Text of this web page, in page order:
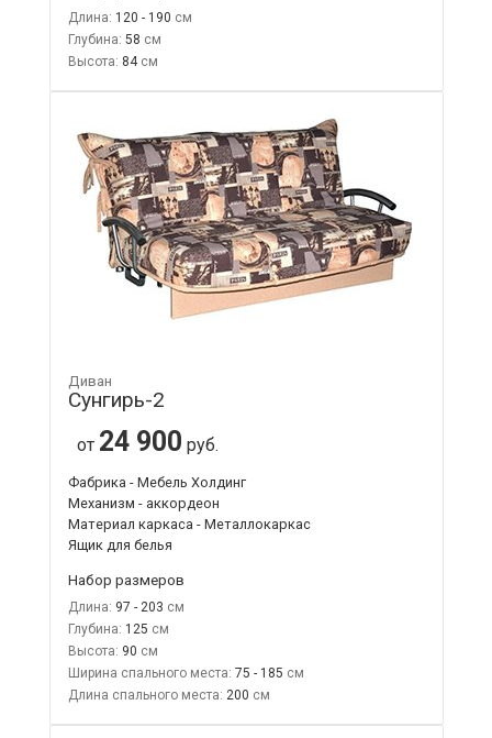
Длина: 120 - 190
Глубина: 58
Высота: 84
Диван
Сунгирь-2
от 24 900 руб.
Фабрика - Мебель Холдинг
Механизм - аккордеон
Материал каркаса - Металлокаркас
Ящик для белья
Набор размеров
Длина: 97 - 203
Глубина: 125
Высота: 90
Ширина спального места: 75 - 185
Длина спального места: 200